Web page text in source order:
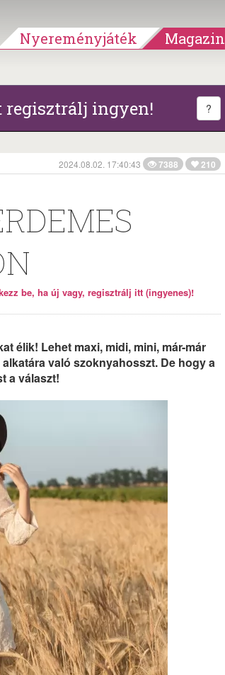
Nyereményjáték Magazin
regisztrálj ingyen! ?
2024.08.02. 17:40:43 7388 210
be, ha új vagy, regisztrálj itt (ingyenes)!
élik! Lehet maxi, midi, mini, már-már
való szoknyahosszt. De hogy a
a választ!